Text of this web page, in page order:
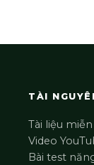
TÀI
Tài liệu
Video
Bài test